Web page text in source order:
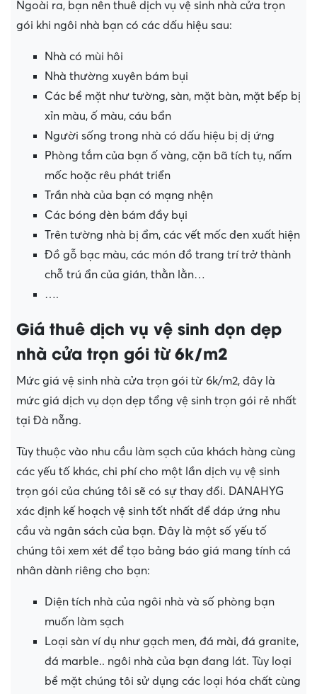
Ngoài ra, bạn nên thuê dịch vụ vệ sinh nhà cửa trọn
gói khi ngôi nhà bạn có các dấu hiệu sau:
Nhà có mùi hôi
Nhà thường xuyên bám bụi
Các bề mặt như tường, sàn, mặt bàn, mặt bếp bị
xỉn màu, ố màu, cáu bẩn
Người sống trong nhà có dấu hiệu bị dị ứng
Phòng tắm của bạn ố vàng, cặn bã tích tụ, nấm
mốc hoặc rêu phát triển
Trần nhà của bạn có mạng nhện
Các bóng đèn bám đầy bụi
Trên tường nhà bị ẩm, các vết mốc đen xuất hiện
Đồ gỗ bạc màu, các món đồ trang trí trở thành
chỗ trú ẩn của gián, thằn lằn…
….
Giá thuê dịch vụ vệ sinh dọn dẹp
nhà cửa trọn gói từ 6k/m2
Mức giá vệ sinh nhà cửa trọn gói từ 6k/m2, đây là
mức giá dịch vụ dọn dẹp tổng vệ sinh trọn gói rẻ nhất
tại Đà nẵng.
Tùy thuộc vào nhu cầu làm sạch của khách hàng cùng
các yếu tố khác, chi phí cho một lần dịch vụ vệ sinh
trọn gói của chúng tôi sẽ có sự thay đổi. DANAHYG
xác định kế hoạch vệ sinh tốt nhất để đáp ứng nhu
cầu và ngân sách của bạn. Đây là một số yếu tố
chúng tôi xem xét để tạo bảng báo giá mang tính cá
nhân dành riêng cho bạn:
Diện tích nhà của ngôi nhà và số phòng bạn
muốn làm sạch
Loại sàn ví dụ như gạch men, đá mài, đá granite,
đá marble.. ngôi nhà của bạn đang lát. Tùy loại
bề mặt chúng tôi sử dụng các loại hóa chất cùng